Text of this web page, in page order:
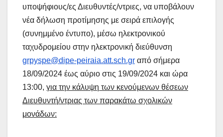
υποψήφιους/ες Διευθυντές/ντριες, να υποβάλουν
νέα δήλωση προτίμησης με σειρά επιλογής
(συνημμένο έντυπο), μέσω ηλεκτρονικού
ταχυδρομείου στην ηλεκτρονική διεύθυνση
grpyspe@dipe-peiraia.att.sch.gr από σήμερα
18/09/2024 έως αύριο στις 19/09/2024 και ώρα
13:00, για την κάλυψη των κενούμενων θέσεων
Διευθυντή/ντριας των παρακάτω σχολικών
μονάδων: